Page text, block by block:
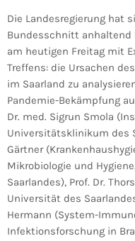
Die Landesregierung hat
Bundesschnitt anhaltend
am heutigen Freitag mit
Treffens: die Ursachen
im Saarland zu
Pandemie-Bekämpfung
Dr. med. Sigrun Smola
Universitätsklinikum des
Gärtner
Mikrobiologie und
Saarlandes), Prof. Dr.
Universität des
Hermann (System-
Infektionsforschung in